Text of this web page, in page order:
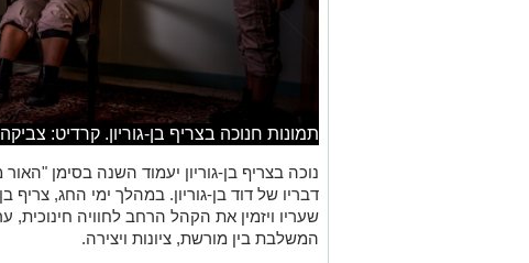
תמונות חנוכה בצריף בן-גוריון. קרדיט:
נוכה בצריף בן-גוריון יעמוד השנה בסימן
דבריו של דוד בן-גוריון. במהלך ימי החג, צריף
שעריו ויזמין את הקהל הרחב לחוויה
המשלבת בין מורשת, ציונות ויצירה.